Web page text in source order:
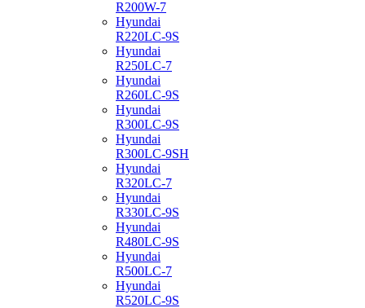
R200W-7
Hyundai
R220LC-9S
Hyundai
R250LC-7
Hyundai
R260LC-9S
Hyundai
R300LC-9S
Hyundai
R300LC-9SH
Hyundai
R320LC-7
Hyundai
R330LC-9S
Hyundai
R480LC-9S
Hyundai
R500LC-7
Hyundai
R520LC-9S